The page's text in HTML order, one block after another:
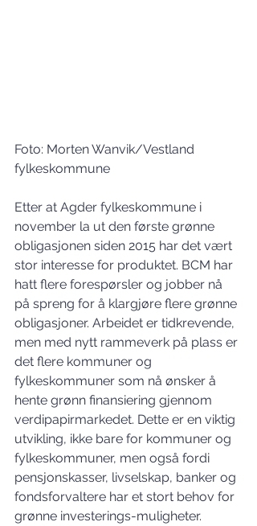
Foto: Morten Wanvik/Vestland
fylkeskommune
Etter at Agder fylkeskommune i
november la ut den første grønne
obligasjonen siden 2015 har det vært
stor interesse for produktet. BCM har
hatt flere forespørsler og jobber nå
på spreng for å klargjøre flere grønne
obligasjoner. Arbeidet er tidkrevende,
men med nytt rammeverk på plass er
det flere kommuner og
fylkeskommuner som nå ønsker å
hente grønn finansiering gjennom
verdipapirmarkedet. Dette er en viktig
utvikling, ikke bare for kommuner og
fylkeskommuner, men også fordi
pensjonskasser, livselskap, banker og
fondsforvaltere har et stort behov for
grønne investerings-muligheter.